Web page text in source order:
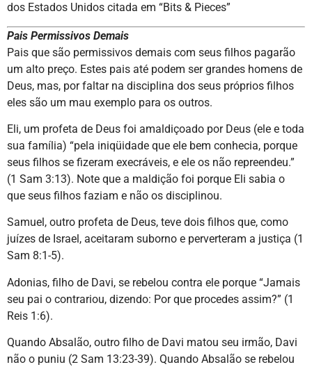
dos Estados Unidos citada em “Bits & Pieces”
Pais Permissivos Demais
Pais que são permissivos demais com seus filhos pagarão
um alto preço. Estes pais até podem ser grandes homens de
Deus, mas, por faltar na disciplina dos seus próprios filhos
eles são um mau exemplo para os outros.
Eli, um profeta de Deus foi amaldiçoado por Deus (ele e toda
sua família) “pela iniqüidade que ele bem conhecia, porque
seus filhos se fizeram execráveis, e ele os não repreendeu.”
(1 Sam 3:13). Note que a maldição foi porque Eli sabia o
que seus filhos faziam e não os disciplinou.
Samuel, outro profeta de Deus, teve dois filhos que, como
juízes de Israel, aceitaram suborno e perverteram a justiça (1
Sam 8:1-5).
Adonias, filho de Davi, se rebelou contra ele porque “Jamais
seu pai o contrariou, dizendo: Por que procedes assim?” (1
Reis 1:6).
Quando Absalão, outro filho de Davi matou seu irmão, Davi
não o puniu (2 Sam 13:23-39). Quando Absalão se rebelou